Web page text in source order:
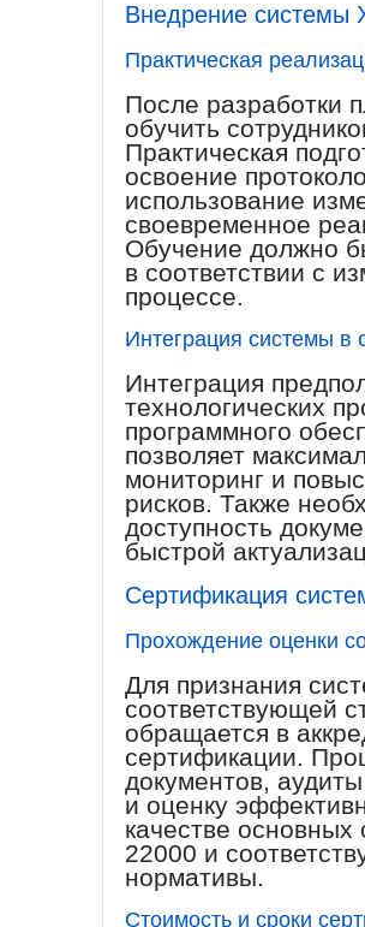
Внедрение системы
Практическая
После разработки
обучить
Практическая
освоение
использование
своевременное
Обучение должно
в соответствии с
процессе.
Интеграция системы
Интеграция
технологических
программного
позволяет
мониторинг и
рисков. Также
доступность
быстрой
Сертификация
Прохождение оценки
Для признания
соответствующей
обращается в
сертификации.
документов,
и оценку
качестве
22000 и
нормативы.
Стоимость и сроки